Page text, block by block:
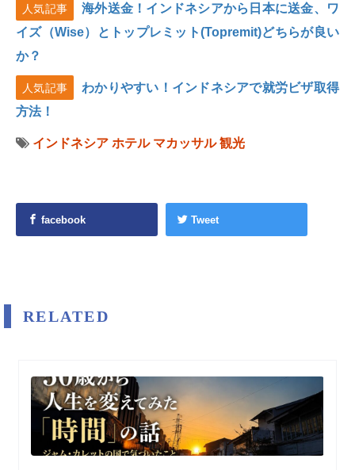
人気記事
海外送金！インドネシアから日本に送金、ワ
イズ（Wise）とトップレミット(Topremit)どちらが良い
か？
人気記事
わかりやすい！インドネシアで就労ビザ取得
方法！
インドネシア ホテル マカッサル 観光
facebook Tweet
RELATED